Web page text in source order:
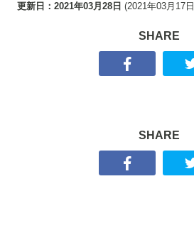
更新日： 2021年03月28日 (2021年03月17日
SHARE
SHARE